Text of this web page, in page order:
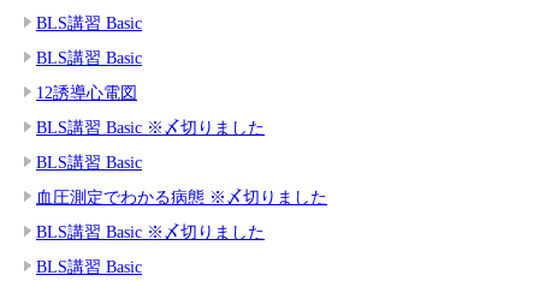
BLS講習 Basic
BLS講習 Basic
12誘導心電図
BLS講習 Basic ※〆切りました
BLS講習 Basic
血圧測定でわかる病態 ※〆切りました
BLS講習 Basic ※〆切りました
BLS講習 Basic